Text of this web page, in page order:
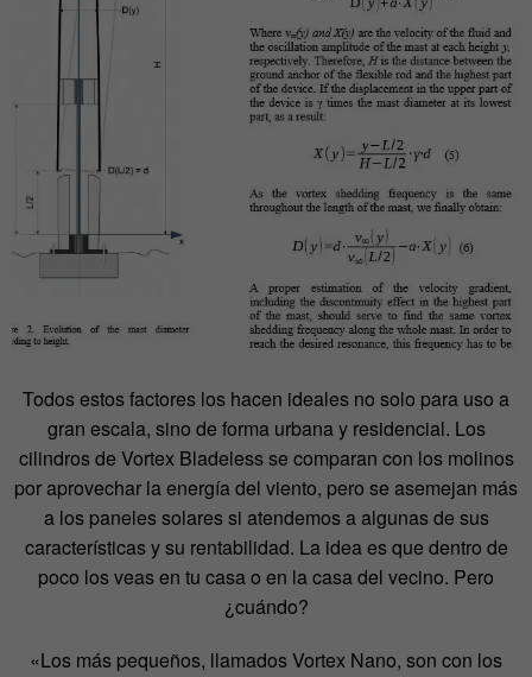
Todos estos factores los hacen ideales no solo para uso a
gran escala, sino de forma urbana y residencial. Los
cilindros de Vortex Bladeless se comparan con los molinos
por aprovechar la energía del viento, pero se asemejan más
a los paneles solares si atendemos a algunas de sus
características y su rentabilidad. La idea es que dentro de
poco los veas en tu casa o en la casa del vecino. Pero
¿cuándo?
«Los más pequeños, llamados Vortex Nano, son con los